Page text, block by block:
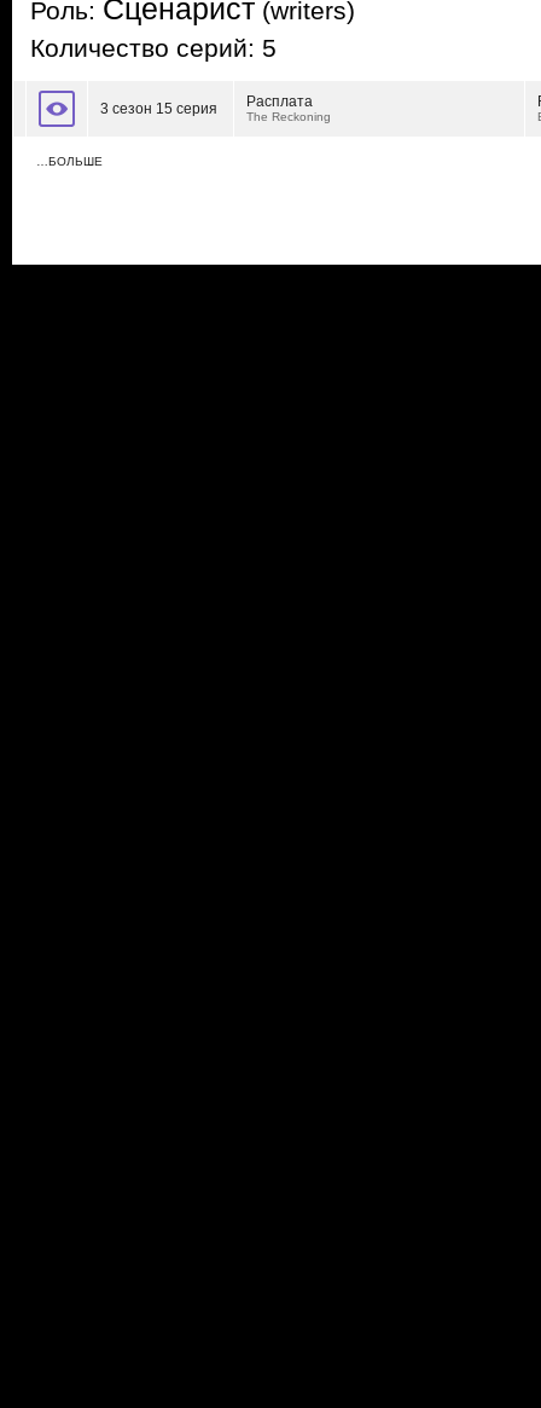
Роль: Сценарист (writers)
Количество серий: 5
3 сезон 15 серия Расплата
The Reckoning
…БОЛЬШЕ